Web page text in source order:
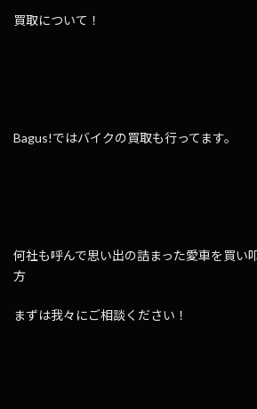
買取について！
Bagus!ではバイクの買取も行ってます。
何社も呼んで思い出の詰まった愛車を買い
方
まずは我々にご相談ください！